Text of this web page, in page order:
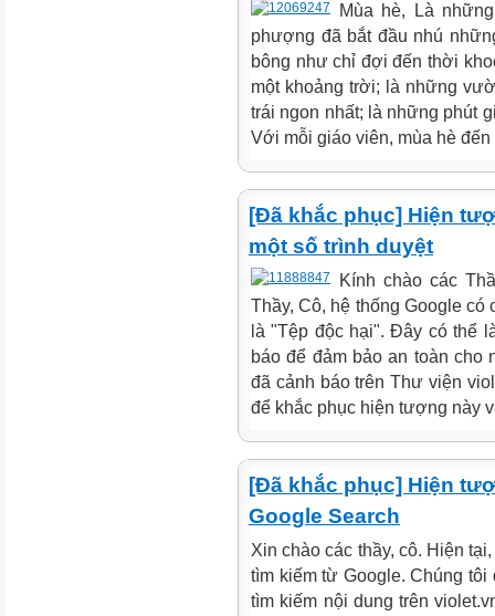
Mùa hè, Là
phượng đã bắt đầu nhú
bông như chỉ đợi đến thời
một khoảng trời; là những
trái ngon nhất; là những phút
Với mỗi giáo viên, mùa hè
[Đã khắc phục] Hiện
một số trình duyệt
Kính chào các
Thầy, Cô, hệ thống Google
là "Tệp độc hại". Đây có thể
báo để đảm bảo an toàn cho
đã cảnh báo trên Thư viện
để khắc phục hiện tượng này
[Đã khắc phục] Hiện
Google Search
Xin chào các thầy, cô. Hiện
tìm kiếm từ Google. Chúng
tìm kiếm nội dung trên